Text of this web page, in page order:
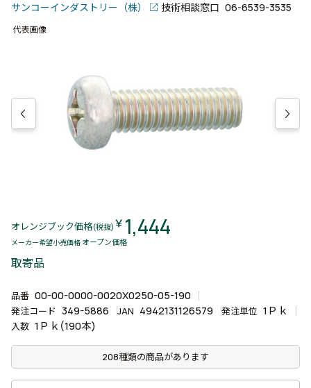
サンコーインダストリー（株） 技術相談窓口 06-6539-3535
代表画像
オレンジブック価格(税抜) ￥ 1,444
メーカー希望小売価格 オープン価格
取寄品
品番 00-00-0000-0020X0250-05-190
発注コード 349-5886 JAN 4942131126579 発注単位 1Ｐｋ
入数 1Ｐｋ(190本)
208種類の商品があります